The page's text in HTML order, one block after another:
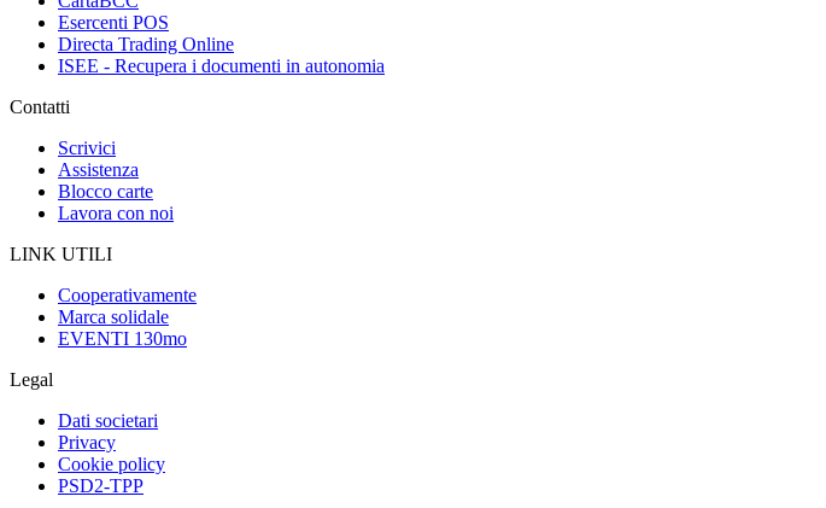
Esercenti POS
Directa Trading Online
ISEE - Recupera i documenti in autonomia
Contatti
Scrivici
Assistenza
Blocco carte
Lavora con noi
LINK UTILI
Cooperativamente
Marca solidale
EVENTI 130mo
Legal
Dati societari
Privacy
Cookie policy
PSD2-TPP